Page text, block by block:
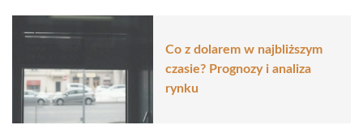
Co z dolarem w najbliższym
czasie? Prognozy i analiza
rynku